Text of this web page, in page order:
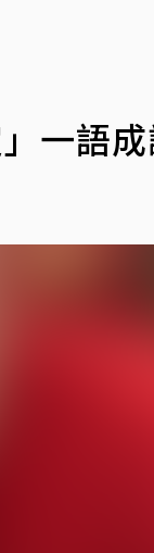
一語